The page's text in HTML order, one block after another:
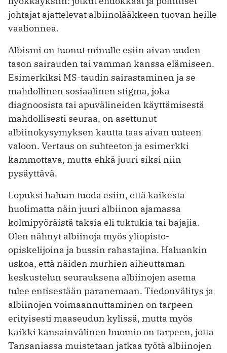
johtajat ajattelevat albiinolääkkeen tuovan heille
vaalionnea.
Albismi on tuonut minulle esiin aivan uuden
tason sairauden tai vamman kanssa elämiseen.
Esimerkiksi MS-taudin sairastaminen ja se
mahdollinen sosiaalinen stigma, joka
diagnoosista tai apuvälineiden käyttämisestä
mahdollisesti seuraa, on asettunut
albiinokysymyksen kautta taas aivan uuteen
valoon. Vertaus on suhteeton ja esimerkki
kammottava, mutta ehkä juuri siksi niin
pysäyttävä.
Lopuksi haluan tuoda esiin, että kaikesta
huolimatta näin juuri albiinon ajamassa
kolmipyöräistä taksia eli tuktukia tai bajajia.
Olen nähnyt albiinoja myös yliopisto-
opiskelijoina ja bussin rahastajina. Haluankin
uskoa, että näiden murhien aiheuttaman
keskustelun seurauksena albiinojen asema
tulee entisestään paranemaan. Tiedonvälitys ja
albiinojen voimaannuttaminen on tarpeen
erityisesti maaseudun kylissä, mutta myös
kaikki kansainvälinen huomio on tarpeen, jotta
Tansaniassa muistetaan jatkaa työtä albiinojen